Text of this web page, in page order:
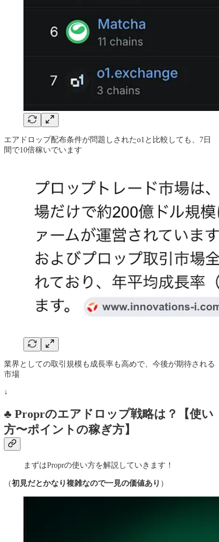
エアドロップ配布条件が問題しされたo1と比較しても、7日
間で10倍稼いでいます
業界としての取引規模も成長率も高めで、今後が期待される
市場
↓
♣️ Proprのエアドロップ戦略は？【使い
方〜ポイントの稼ぎ方】
まずはProprの使い方を解説していきます！
（初見だとかなり複雑なので一見の価値あり ）